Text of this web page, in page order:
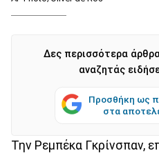
Δες περισσότερα
αναζητάς
Προσθήκη ως
στα
Την Ρεμπέκα Γκρίνσπαν,